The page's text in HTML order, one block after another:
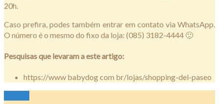
20h.
Caso prefira, podes também entrar em contato via WhatsApp.
O número é o mesmo do fixo da loja: (085) 3182-4444 🙂
Pesquisas que levaram a este artigo:
https://www babydog com br/lojas/shopping-del-paseo